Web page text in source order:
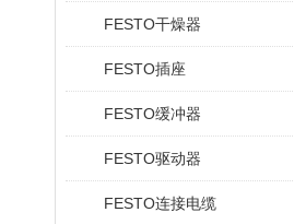
FESTO干燥器
FESTO插座
FESTO缓冲器
FESTO驱动器
FESTO连接电缆